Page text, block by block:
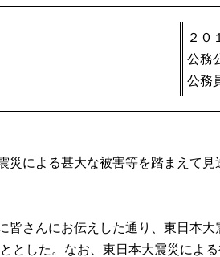
２０
公務
公務
による甚大な被害等を踏まえて見
さんにお伝えした通り、東日本
した。なお、東日本大震災によ